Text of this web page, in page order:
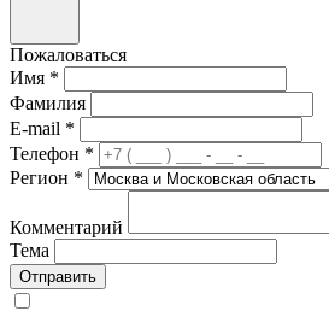
Пожаловаться
Имя *
Фамилия
E-mail *
Телефон *
Регион *
Комментарий
Тема
Отправить